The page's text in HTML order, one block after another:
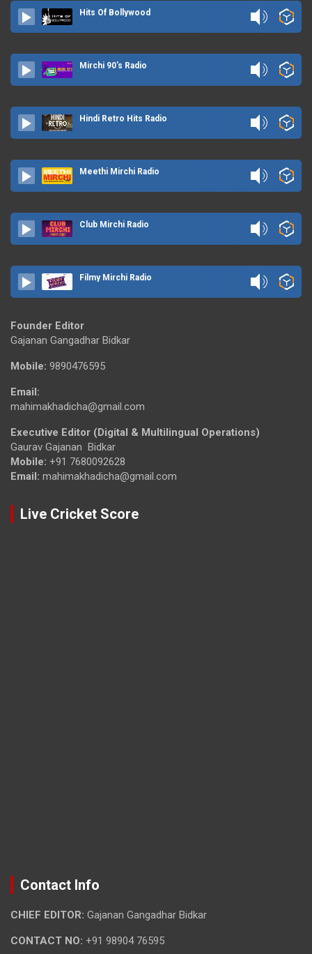
Hits Of Bollywood
Mirchi 90's Radio
Hindi Retro Hits Radio
Meethi Mirchi Radio
Club Mirchi Radio
Filmy Mirchi Radio
Founder Editor
Gajanan Gangadhar Bidkar
Mobile: 9890476595
Email:
mahimakhadicha@gmail.com
Executive Editor (Digital & Multilingual Operations)
Gaurav Gajanan Bidkar
Mobile: +91 7680092628
Email: mahimakhadicha@gmail.com
Live Cricket Score
Contact Info
CHIEF EDITOR: Gajanan Gangadhar Bidkar
CONTACT NO: +91 98904 76595